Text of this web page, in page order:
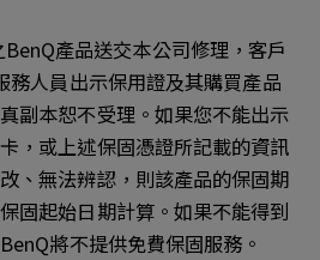
產品送交本公司修理，客戶
務人員出示保用證及其購買產品
副本恕不受理。如果您不能出示
，或上述保固憑證所記載的資訊
、無法辨認，則該產品的保固期
固起始日期計算。如果不能得到
將不提供免費保固服務。